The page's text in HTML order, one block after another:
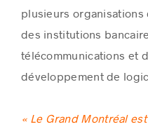
plusieurs
des institutions
télécommunications et
développement de
« Le Grand Montréal